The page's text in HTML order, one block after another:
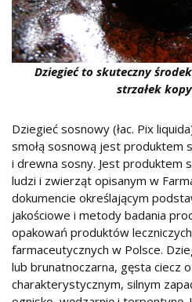
Dziegieć to skuteczny
strzałek
Dziegieć sosnowy (łac. Pix
smołą sosnową jest produktem
i drewna sosny. Jest produktem
ludzi i zwierząt opisanym w
dokumencie określającym
jakościowe i metody badania
opakowań produktów
farmaceutycznych w Polsce.
lub brunatnoczarna, gęsta ciecz
charakterystycznym, silnym